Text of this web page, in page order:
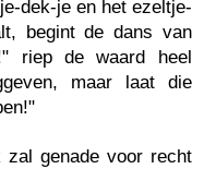
dek-je en het ezeltje-
begint de dans van
riep de waard heel
maar laat die
zal genade voor recht